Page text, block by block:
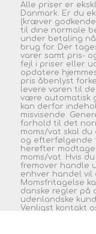
Alle priser er
Danmark. Er du
(kræver
til dine normale
under betaling
brug for. Der
varer samt pris-
fejl i priser eller
opdatere
pris åbenlyst
levere varen til
være automatisk
kan derfor
misvisende.
forhold til det
moms/vat skal du
og efterfølgende
herefter
moms/vat. Hvis
fremover handle
enhver handel vil
Momsfritagelse
danske regler på
udenlandske
Venligst kontakt